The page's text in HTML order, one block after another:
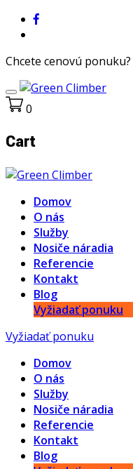
Chcete cenovú ponuku?
0
Cart
Domov
O nás
Služby
Nosiče náradia
Referencie
Kontakt
Blog
Vyžiadať ponuku
Vyžiadať ponuku
Domov
O nás
Služby
Nosiče náradia
Referencie
Kontakt
Blog